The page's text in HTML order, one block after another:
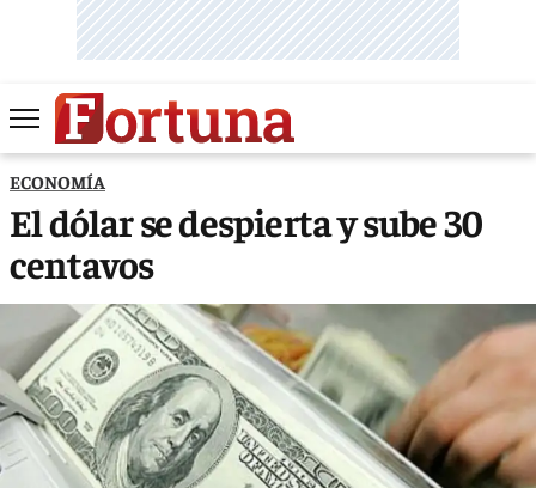
ECONOMÍA
El dólar se despierta y sube 30
centavos